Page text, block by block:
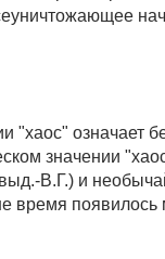
"хаос" означает
значении
В.Г.) и
время появилось